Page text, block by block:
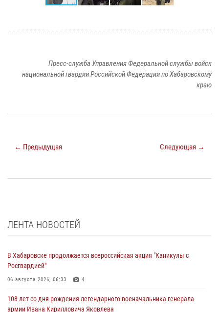
Пресс-служба Управления Федеральной службы войск
национальной гвардии Российской Федерации по Хабаровскому
краю
← Предыдущая Следующая →
ЛЕНТА НОВОСТЕЙ
В Хабаровске продолжается всероссийская акция "Каникулы с
Росгвардией"
06 августа 2026, 06:33 4
108 лет со дня рождения легендарного военачальника генерала
армии Ивана Кирилловича Яковлева